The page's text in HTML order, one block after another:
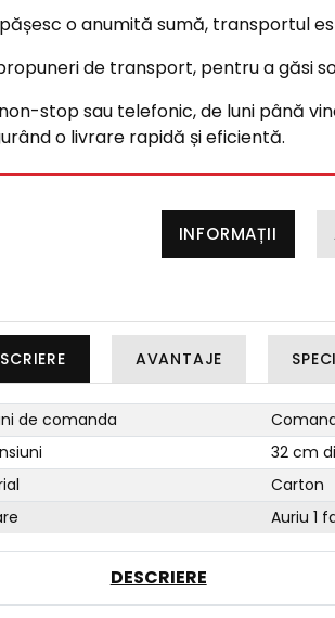
o anumită sumă, transportul
de transport, pentru a găsi
stop sau telefonic, de luni până
o livrare rapidă și eficientă.
INFORMAȚII
AVANTAJE
de comanda
32 cm
Carton
Auriu 1
DESCRIERE